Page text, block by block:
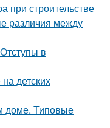
при строительстве
различия между
в
детских
доме. Типовые